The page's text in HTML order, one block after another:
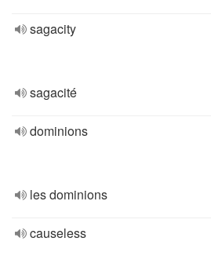
sagacity
sagacité
dominions
les dominions
causeless